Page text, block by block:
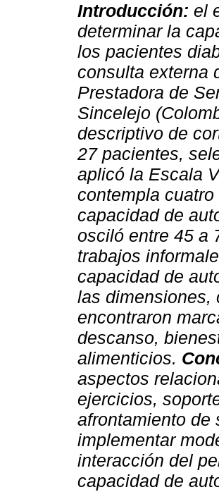
Introducción: el
determinar la
los pacientes
consulta externa
Prestadora de
Sincelejo
descriptivo de
27 pacientes,
aplicó la Escala
contempla
capacidad de
osciló entre 45 a
trabajos
capacidad de
las dimensiones,
encontraron
descanso,
alimenticios.
aspectos
ejercicios,
afrontamiento de
implementar
interacción del
capacidad de